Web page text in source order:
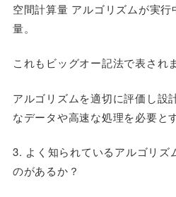
空間計算量 アルゴリズムが実行
量。
これもビッグオー記法で表され
アルゴリズムを適切に評価し設
なデータや高速な処理を必要と
3. よく知られているアルゴリズ
のがあるか？